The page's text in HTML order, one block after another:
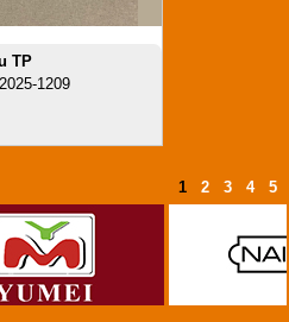
TP
1209
1 2 3 4 5